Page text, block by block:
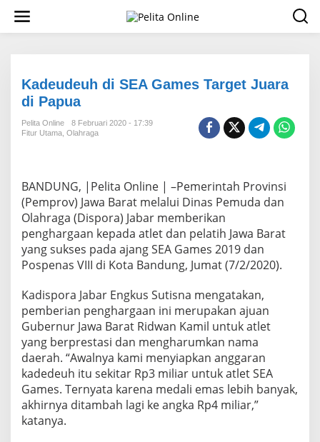
w
Kadeudeuh di SEA Games Target Juara
di Papua
Pelita Online
8 Februari 2020 - 17:39
Fitur Utama Olahraga
BANDUNG, |Pelita Online | –Pemerintah Provinsi
(Pemprov) Jawa Barat melalui Dinas Pemuda dan
Olahraga (Dispora) Jabar memberikan
penghargaan kepada atlet dan pelatih Jawa Barat
yang sukses pada ajang SEA Games 2019 dan
Pospenas VIII di Kota Bandung, Jumat (7/2/2020).
Kadispora Jabar Engkus Sutisna mengatakan,
pemberian penghargaan ini merupakan ajuan
Gubernur Jawa Barat Ridwan Kamil untuk atlet
yang berprestasi dan mengharumkan nama
daerah. “Awalnya kami menyiapkan anggaran
kadedeuh itu sekitar Rp3 miliar untuk atlet SEA
Games. Ternyata karena medali emas lebih banyak,
akhirnya ditambah lagi ke angka Rp4 miliar,”
katanya.